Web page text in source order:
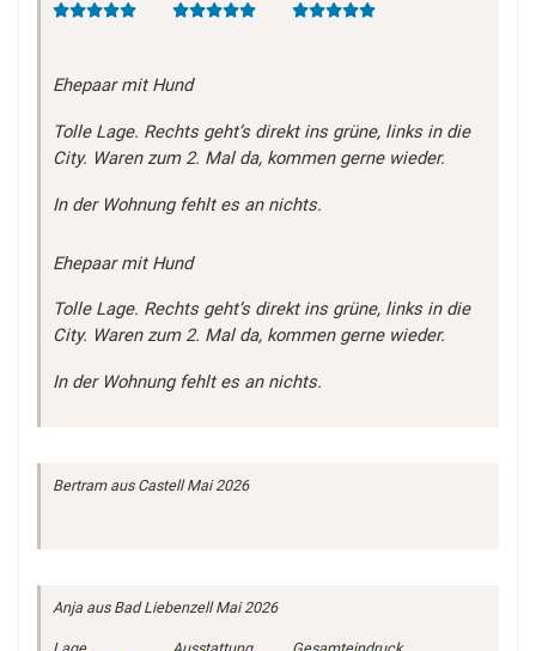
Ehepaar mit Hund
Tolle Lage. Rechts geht’s direkt ins grüne, links in die
City. Waren zum 2. Mal da, kommen gerne wieder.
In der Wohnung fehlt es an nichts.
Ehepaar mit Hund
Tolle Lage. Rechts geht’s direkt ins grüne, links in die
City. Waren zum 2. Mal da, kommen gerne wieder.
In der Wohnung fehlt es an nichts.
Bertramaus Castell Mai 2026
Anja aus Bad Liebenzell Mai 2026